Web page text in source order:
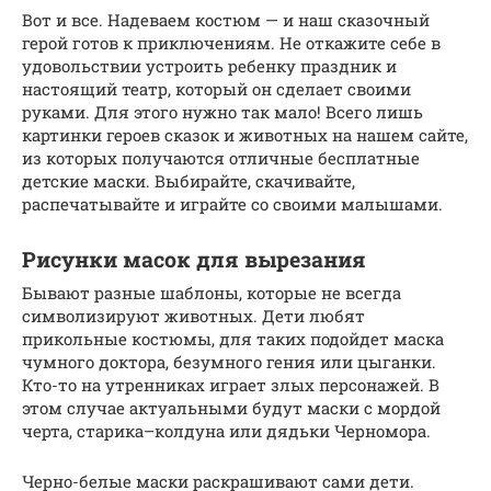
Вот и все. Надеваем костюм — и наш сказочный
герой готов к приключениям. Не откажите себе в
удовольствии устроить ребенку праздник и
настоящий театр, который он сделает своими
руками. Для этого нужно так мало! Всего лишь
картинки героев сказок и животных на нашем сайте,
из которых получаются отличные бесплатные
детские маски. Выбирайте, скачивайте,
распечатывайте и играйте со своими малышами.
Рисунки масок для вырезания
Бывают разные шаблоны, которые не всегда
символизируют животных. Дети любят
прикольные костюмы, для таких подойдет маска
чумного доктора, безумного гения или цыганки.
Кто-то на утренниках играет злых персонажей. В
этом случае актуальными будут маски с мордой
черта, старика–колдуна или дядьки Черномора.
Черно-белые маски раскрашивают сами дети.